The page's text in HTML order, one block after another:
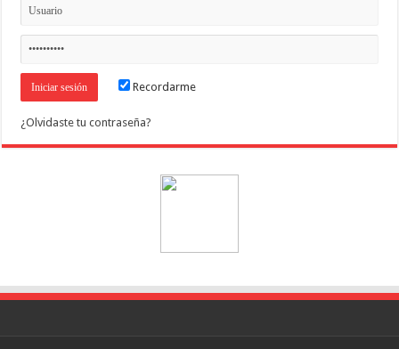
Recordarme
¿Olvidaste tu contraseña?